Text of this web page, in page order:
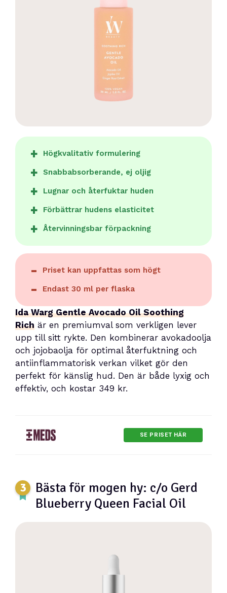
Högkvalitativ formulering
Snabbabsorberande, ej oljig
Lugnar och återfuktar huden
Förbättrar hudens elasticitet
Återvinningsbar förpackning
Priset kan uppfattas som högt
Endast 30 ml per flaska
Ida Warg Gentle Avocado Oil Soothing
Rich är en premiumval som verkligen lever
upp till sitt rykte. Den kombinerar avokadoolja
och jojobaolja för optimal återfuktning och
antiinflammatorisk verkan vilket gör den
perfekt för känslig hud. Den är både lyxig och
effektiv, och kostar 349 kr.
SE PRISET HÄR
Bästa för mogen hy: c/o Gerd
Blueberry Queen Facial Oil